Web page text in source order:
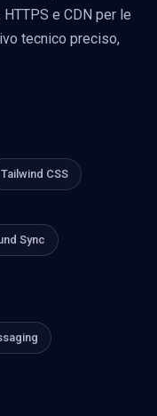
e CDN per le
tecnico preciso,
Tailwind CSS
Sync